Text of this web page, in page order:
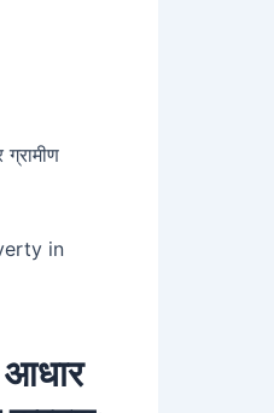
ग्रामीण
in
आधार